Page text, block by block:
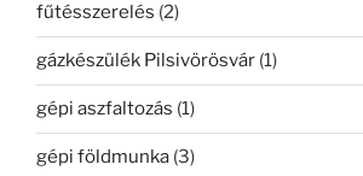
fűtésszerelés (2)
gázkészülék Pilsivörösvár (1)
gépi aszfaltozás (1)
gépi földmunka (3)